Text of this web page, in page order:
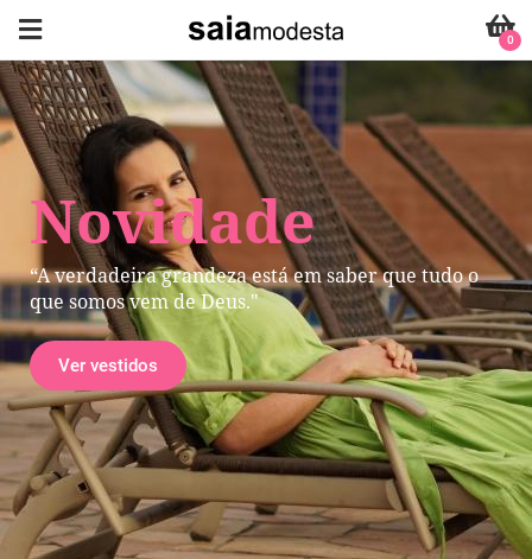
Novidade
“A verdadeira grandeza está em saber que tudo o
que somos vem de Deus."
Ver vestidos
0